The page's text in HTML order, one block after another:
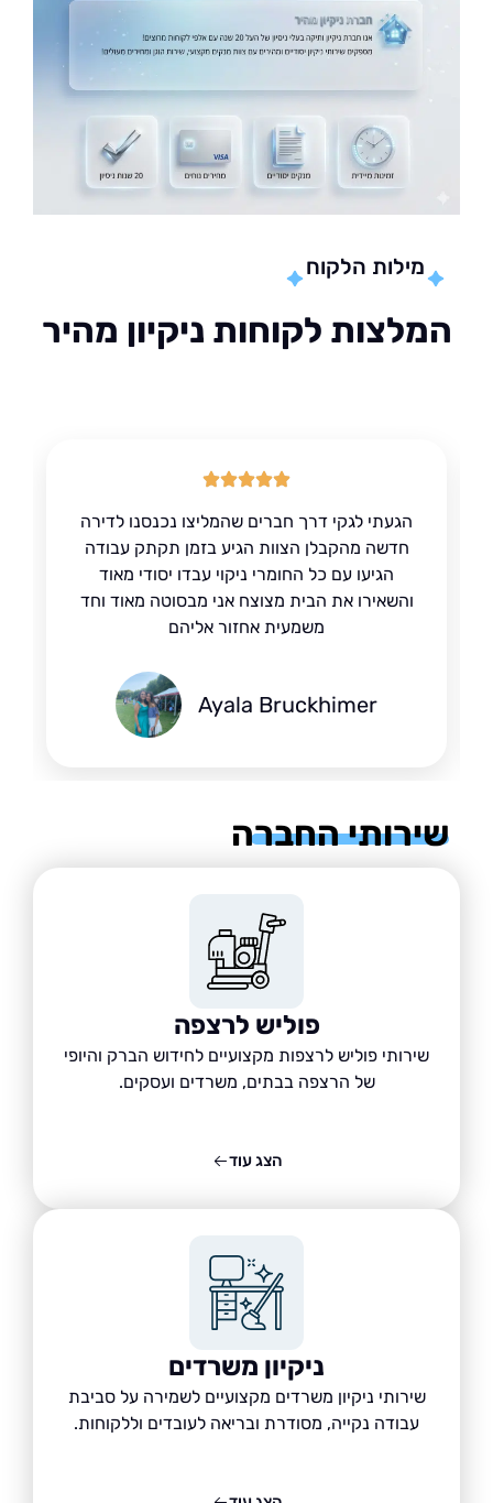
מילות הלקוח
לקוחות ניקיון מהיר
הגעתי לגקי דרך חברים שהמליצו נכנסנו לדירה
חדשה מהקבלן הצוות הגיע בזמן תקתק עבודה
הגיעו עם כל החומרי ניקוי עבדו יסודי מאוד
והשאירו את הבית מצוצח אני מבסוטה מאוד וחד
משמעית אחזור אליהם
Ayala Bruckhimer
החברה
פוליש לרצפה
שירותי פוליש לרצפות מקצועיים לחידוש הברק והיופי
של הרצפה בבתים, משרדים ועסקים.
ניקיון משרדים
שירותי ניקיון משרדים מקצועיים לשמירה על סביבת
עבודה נקייה, מסודרת ובריאה לעובדים וללקוחות.